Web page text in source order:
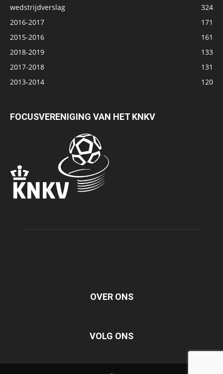
wedstrijdverslag
324
2016-2017
171
2015-2016
161
2018-2019
133
2017-2018
131
2013-2014
120
FOCUSVERENIGING VAN HET KNKV
OVER ONS
VOLG ONS